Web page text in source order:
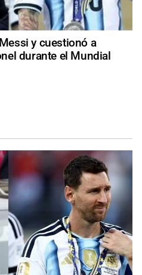
y cuestionó a
durante el Mundial